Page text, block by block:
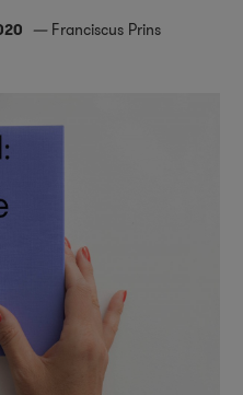
Franciscus Prins